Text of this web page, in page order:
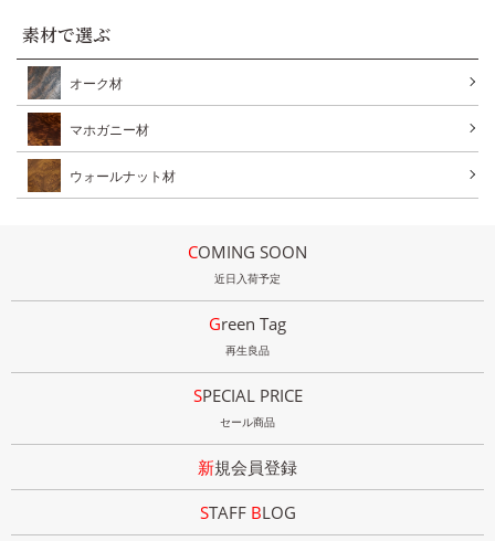
素材で選ぶ
オーク材
マホガニー材
ウォールナット材
COMING SOON
近日入荷予定
Green Tag
再生良品
SPECIAL PRICE
セール商品
新規会員登録
STAFF BLOG